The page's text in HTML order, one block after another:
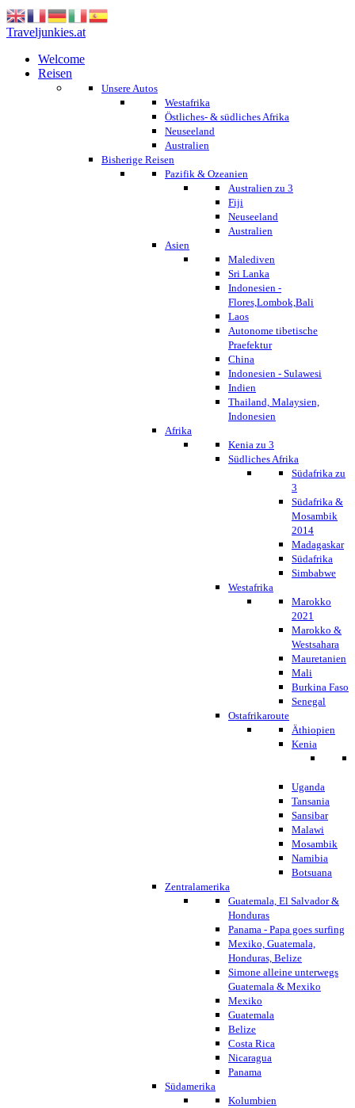
Traveljunkies.at
Welcome
Reisen
Unsere Autos
Westafrika
Östliches- & südliches Afrika
Neuseeland
Australien
Bisherige Reisen
Pazifik & Ozeanien
Australien zu 3
Fiji
Neuseeland
Australien
Asien
Malediven
Sri Lanka
Indonesien -
Flores,Lombok,Bali
Laos
Autonome tibetische
Praefektur
China
Indonesien - Sulawesi
Indien
Thailand, Malaysien,
Indonesien
Afrika
Kenia zu 3
Südliches Afrika
Südafrika zu
3
Südafrika &
Mosambik
2014
Madagaskar
Südafrika
Simbabwe
Westafrika
Marokko
2021
Marokko &
Westsahara
Mauretanien
Mali
Burkina Faso
Senegal
Ostafrikaroute
Äthiopien
Kenia
Uganda
Tansania
Sansibar
Malawi
Mosambik
Namibia
Botsuana
Zentralamerika
Guatemala, El Salvador &
Honduras
Panama - Papa goes surfing
Mexiko, Guatemala,
Honduras, Belize
Simone alleine unterwegs
Guatemala & Mexiko
Mexiko
Guatemala
Belize
Costa Rica
Nicaragua
Panama
Südamerika
Kolumbien